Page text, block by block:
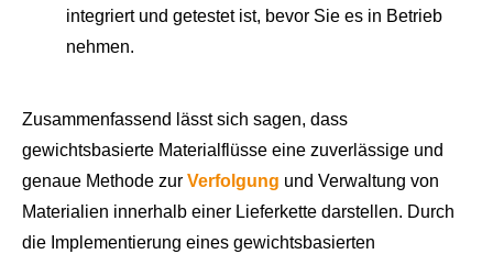
integriert und getestet ist, bevor Sie es in Betrieb
nehmen.
Zusammenfassend lässt sich sagen, dass
gewichtsbasierte Materialflüsse eine zuverlässige und
genaue Methode zur Verfolgung und Verwaltung von
Materialien innerhalb einer Lieferkette darstellen. Durch
die Implementierung eines gewichtsbasierten